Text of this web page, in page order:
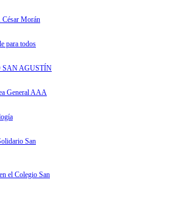
César Morán
para todos
SAN AGUSTÍN
General AAA
San
el Colegio San